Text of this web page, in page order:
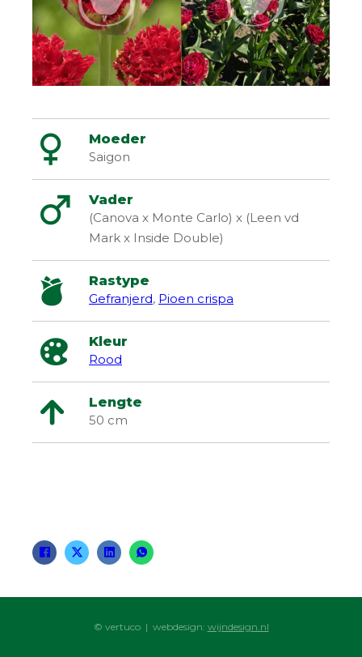
Moeder
Saigon
Vader
(Canova x Monte Carlo) x (Leen vd
Mark x Inside Double)
Rastype
Gefranjerd, Pioen crispa
Kleur
Rood
Lengte
50 cm
© vertuco | webdesign: wijndesign.nl